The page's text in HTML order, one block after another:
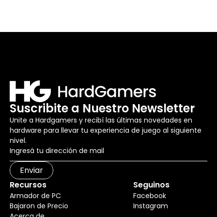
Suscribite a Nuestro Newsletter
Unite a Hardgamers y recibí las últimas novedades en
hardware para llevar tu experiencia de juego al siguiente
nivel.
Enviar
Recursos
Armador de PC
Bajaron de Precio
Seguinos
Facebook
Instagram